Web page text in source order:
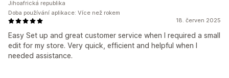
18. červen 2025
Easy Set up and great customer service when I required a small
edit for my store. Very quick, efficient and helpful when I
needed assistance.
Jihoafrická republika
Doba používání aplikace: Více než rokem